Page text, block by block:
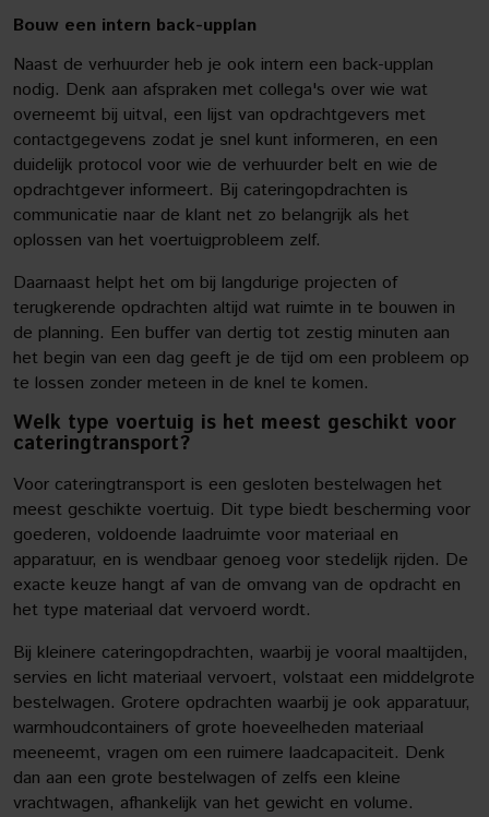
Bouw een intern back-upplan
Naast de verhuurder heb je ook intern een back-upplan
nodig. Denk aan afspraken met collega's over wie wat
overneemt bij uitval, een lijst van opdrachtgevers met
contactgegevens zodat je snel kunt informeren, en een
duidelijk protocol voor wie de verhuurder belt en wie de
opdrachtgever informeert. Bij cateringopdrachten is
communicatie naar de klant net zo belangrijk als het
oplossen van het voertuigprobleem zelf.
Daarnaast helpt het om bij langdurige projecten of
terugkerende opdrachten altijd wat ruimte in te bouwen in
de planning. Een buffer van dertig tot zestig minuten aan
het begin van een dag geeft je de tijd om een probleem op
te lossen zonder meteen in de knel te komen.
Welk type voertuig is het meest geschikt voor
cateringtransport?
Voor cateringtransport is een gesloten bestelwagen het
meest geschikte voertuig. Dit type biedt bescherming voor
goederen, voldoende laadruimte voor materiaal en
apparatuur, en is wendbaar genoeg voor stedelijk rijden. De
exacte keuze hangt af van de omvang van de opdracht en
het type materiaal dat vervoerd wordt.
Bij kleinere cateringopdrachten, waarbij je vooral maaltijden,
servies en licht materiaal vervoert, volstaat een middelgrote
bestelwagen. Grotere opdrachten waarbij je ook apparatuur,
warmhoudcontainers of grote hoeveelheden materiaal
meeneemt, vragen om een ruimere laadcapaciteit. Denk
dan aan een grote bestelwagen of zelfs een kleine
vrachtwagen, afhankelijk van het gewicht en volume.